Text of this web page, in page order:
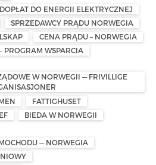
DO ENERGII ELEKTRYCZNEJ
SPRZEDAWCY PRĄDU NORWEGIA
CENA PRĄDU – NORWEGIA
PROGRAM WSPARCIA
W NORWEGII — FRIVILLIGE
FATTIGHUSET
BIEDA W NORWEGII
— NORWEGIA